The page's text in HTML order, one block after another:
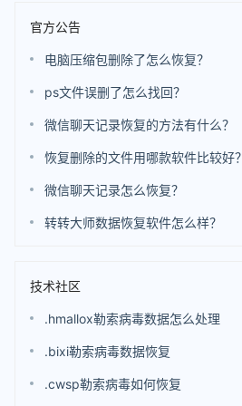
官方公告
电脑压缩包删除了怎么恢复？
ps文件误删了怎么找回？
微信聊天记录恢复的方法有什么？
恢复删除的文件用哪款软件比较好？
微信聊天记录怎么恢复？
转转大师数据恢复软件怎么样？
技术社区
.hmallox勒索病毒数据怎么处理
.bixi勒索病毒数据恢复
.cwsp勒索病毒如何恢复